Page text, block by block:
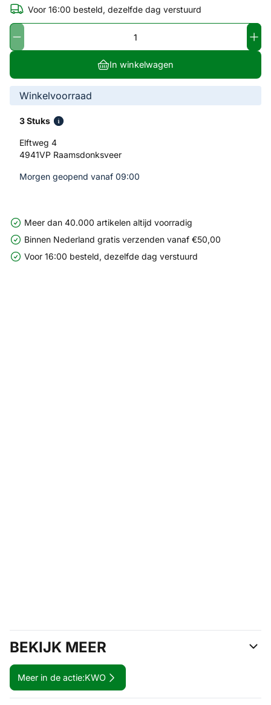
Voor 16:00 besteld, dezelfde dag verstuurd
In winkelwagen
Winkelvoorraad
3 Stuks
Elftweg 4
4941VP Raamsdonksveer
Morgen geopend vanaf 09:00
Meer dan 40.000 artikelen altijd voorradig
Binnen Nederland gratis verzenden vanaf €50,00
Voor 16:00 besteld, dezelfde dag verstuurd
BEKIJK MEER
Meer in de actie:KWO